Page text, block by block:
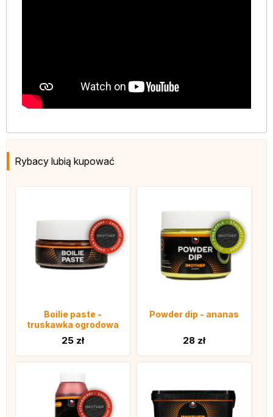
Rybacy lubią kupować
Boilie paste -
truskawka ogrodowa
25 zł
Powder dip - ananas
28 zł